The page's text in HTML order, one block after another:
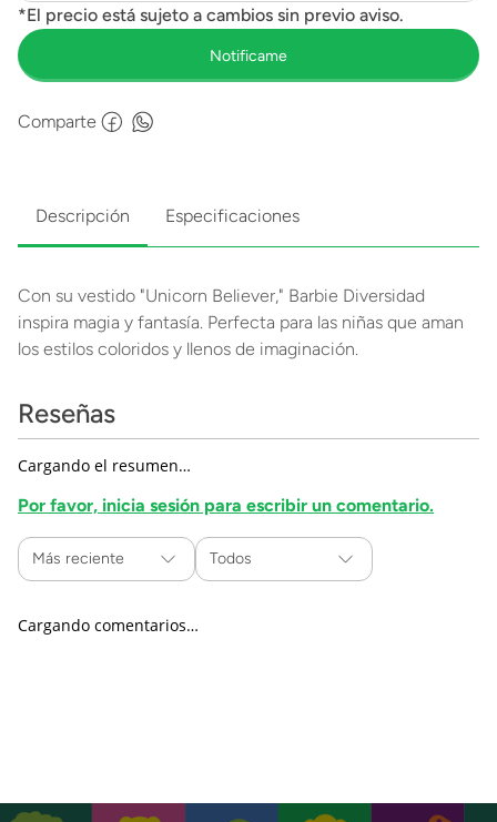
Comparte
Descripción Especificaciones
Con su vestido "Unicorn Believer," Barbie Diversidad
inspira magia y fantasía. Perfecta para las niñas que aman
los estilos coloridos y llenos de imaginación.
Reseñas
Cargando el resumen…
Por favor, inicia sesión para escribir un comentario.
Más reciente Todos
Cargando comentarios…